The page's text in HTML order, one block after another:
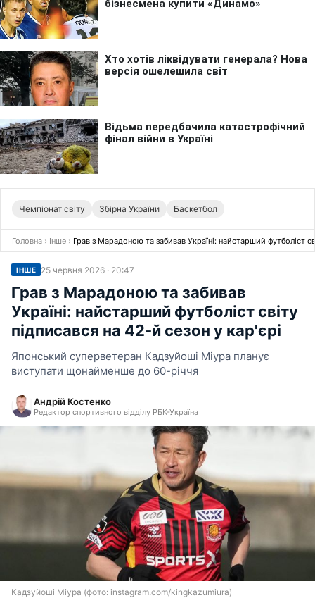
Чемпіонат світу Збірна України Баскетбол
Головна › Інше › Грав з Марадоною та забивав Україні: найстарший футболіст
ІНШЕ 25 червня 2026 · 20:47
Грав з Марадоною та забивав
Україні: найстарший футболіст світу
підписався на 42-й сезон у кар'єрі
Японський суперветеран Кадзуйоші Міура планує
виступати щонайменше до 60-річчя
Андрій Костенко
Редактор спортивного відділу РБК-Україна
Кадзуйоші Міура (фото: instagram.com/kingkazumiura)